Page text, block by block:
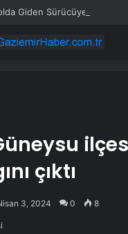
Giden Sürücüye Cezayı
çıktı
3, 2024 0 8